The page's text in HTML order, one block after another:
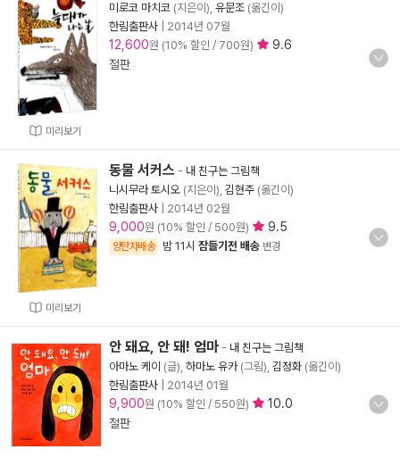
미리보기
미로코 마치코 (지은이), 유문조 (옮긴이)
한림출판사
2014년 07월
12,600원 (10% 할인 / 700원)
9.6
절판
미리보기
동물 서커스 - 내 친구는 그림책
니시무라 토시오 (지은이), 김현주 (옮긴이)
한림출판사
2014년 02월
9,000원 (10% 할인 / 500원) 9.5
양탄자배송 밤 11시 잠들기전 배송 변경
안 돼요, 안 돼! 엄마 - 내 친구는 그림책
아마노 케이 (글), 하마노 유카(그림), 김정화 (옮긴이)
한림출판사
2014년 01월
9,900원 (10% 할인 / 550원)
10.0
절판